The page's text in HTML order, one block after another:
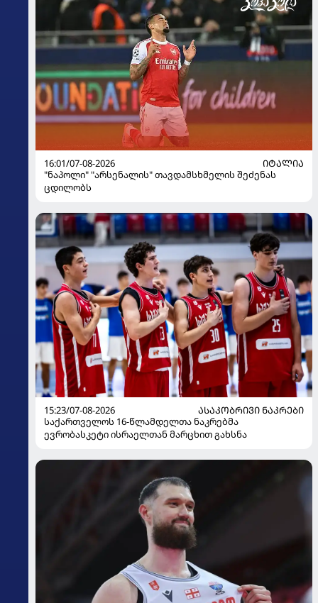
16:01/07-08-2026
ᲘᲢᲐᲚᲘᲐ
"ნაპოლი" "არსენალის" თავდამსხმელის შეძენას
ცდილობს
15:23/07-08-2026
ᲐᲡᲐᲙᲝᲑᲠᲘᲕᲘ ᲜᲐᲙᲠᲔᲑᲘ
საქართველოს 16-წლამდელთა ნაკრებმა
ევრობასკეტი ისრაელთან მარცხით გახსნა